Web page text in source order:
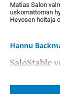
Matias Salon
uskomattoman
Hevosen hoitaja
Hannu
SaloStable